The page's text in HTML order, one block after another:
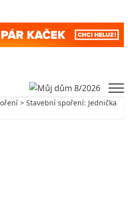
> Stavební spoření: Jednička